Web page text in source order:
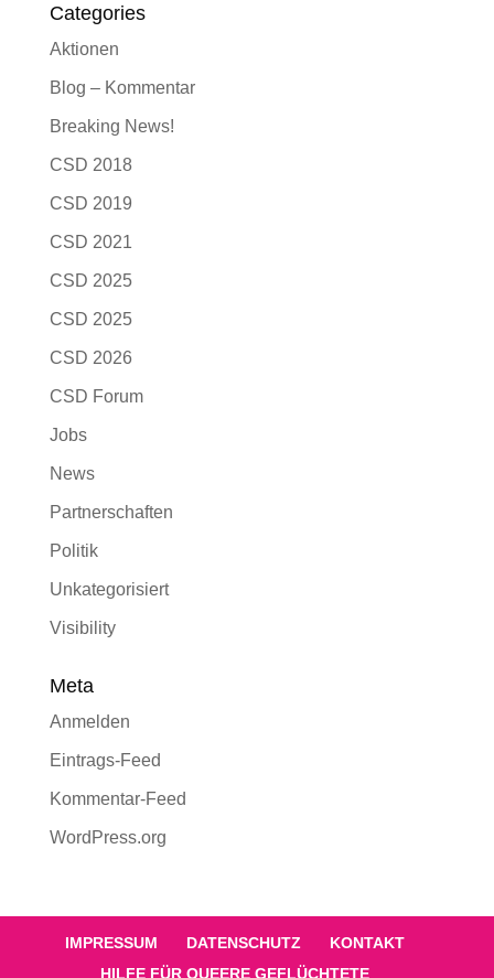
Categories
Aktionen
Blog – Kommentar
Breaking News!
CSD 2018
CSD 2019
CSD 2021
CSD 2025
CSD 2025
CSD 2026
CSD Forum
Jobs
News
Partnerschaften
Politik
Unkategorisiert
Visibility
Meta
Anmelden
Eintrags-Feed
Kommentar-Feed
WordPress.org
IMPRESSUM DATENSCHUTZ
KONTAKT
HILFE FÜR QUEERE GEFLÜCHTETE